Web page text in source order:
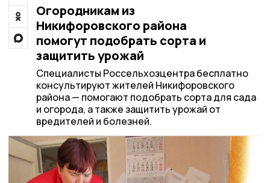
Огородникам из
Никифоровского района
помогут подобрать сорта и
защитить урожай
Специалисты Россельхозцентра бесплатно
консультируют жителей Никифоровского
района — помогают подобрать сорта для сада
и огорода, а также защитить урожай от
вредителей и болезней.